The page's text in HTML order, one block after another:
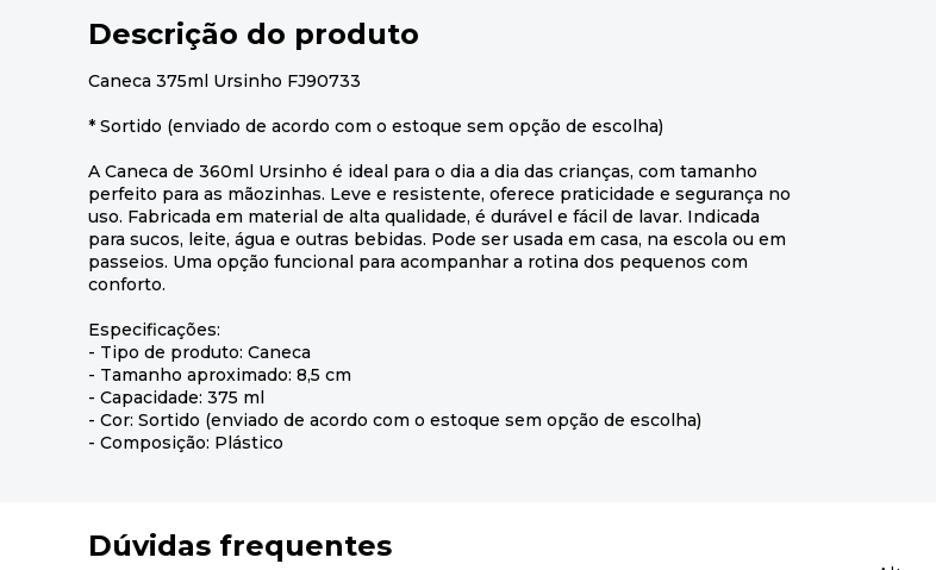
Descrição do produto
Caneca 375ml Ursinho FJ90733
* Sortido (enviado de acordo com o estoque sem opção de escolha)
A Caneca de 360ml Ursinho é ideal para o dia a dia das crianças, com tamanho
perfeito para as mãozinhas. Leve e resistente, oferece praticidade e segurança no
uso. Fabricada em material de alta qualidade, é durável e fácil de lavar. Indicada
para sucos, leite, água e outras bebidas. Pode ser usada em casa, na escola ou em
passeios. Uma opção funcional para acompanhar a rotina dos pequenos com
conforto.
Especificações:
- Tipo de produto: Caneca
- Tamanho aproximado: 8,5 cm
- Capacidade: 375 ml
- Cor: Sortido (enviado de acordo com o estoque sem opção de escolha)
- Composição: Plástico
Dúvidas frequentes